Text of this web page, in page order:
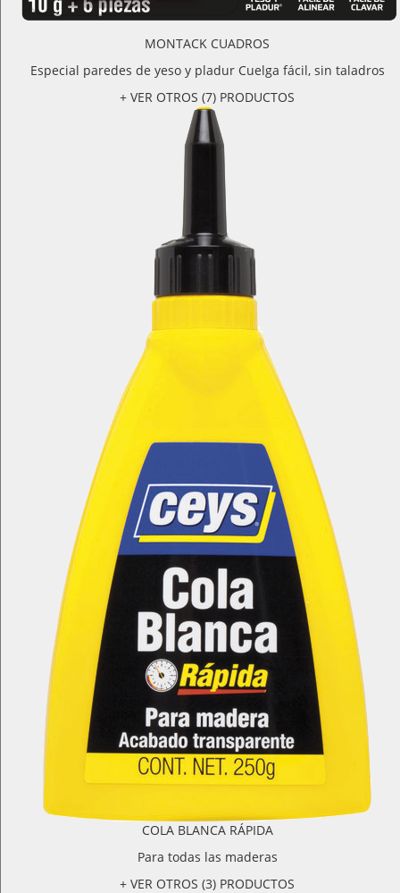
MONTACK CUADROS
Especial paredes de yeso y pladur Cuelga fácil, sin taladros
+ VER OTROS (7) PRODUCTOS
COLA BLANCA RÁPIDA
Para todas las maderas
+ VER OTROS (3) PRODUCTOS